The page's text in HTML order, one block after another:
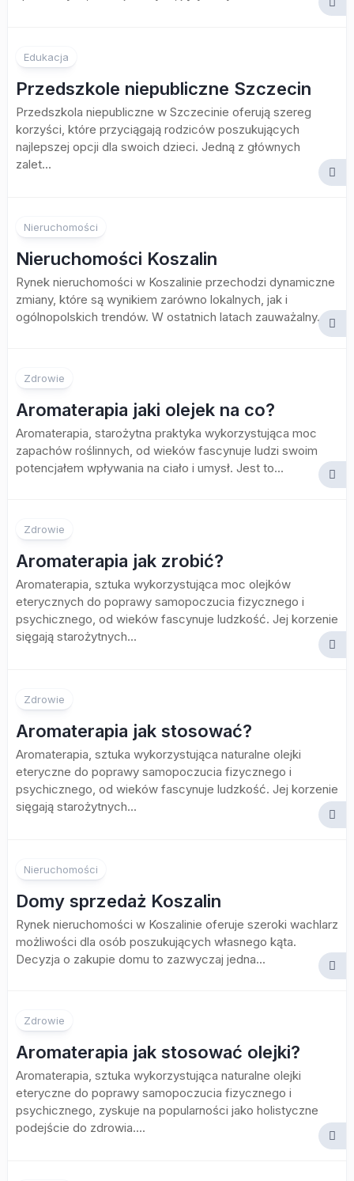
Edukacja
Przedszkole niepubliczne Szczecin
Przedszkola niepubliczne w Szczecinie oferują szereg
korzyści, które przyciągają rodziców poszukujących
najlepszej opcji dla swoich dzieci. Jedną z głównych
zalet...
Nieruchomości
Nieruchomości Koszalin
Rynek nieruchomości w Koszalinie przechodzi dynamiczne
zmiany, które są wynikiem zarówno lokalnych, jak i
ogólnopolskich trendów. W ostatnich latach zauważalny...
Zdrowie
Aromaterapia jaki olejek na co?
Aromaterapia, starożytna praktyka wykorzystująca moc
zapachów roślinnych, od wieków fascynuje ludzi swoim
potencjałem wpływania na ciało i umysł. Jest to...
Zdrowie
Aromaterapia jak zrobić?
Aromaterapia, sztuka wykorzystująca moc olejków
eterycznych do poprawy samopoczucia fizycznego i
psychicznego, od wieków fascynuje ludzkość. Jej korzenie
sięgają starożytnych...
Zdrowie
Aromaterapia jak stosować?
Aromaterapia, sztuka wykorzystująca naturalne olejki
eteryczne do poprawy samopoczucia fizycznego i
psychicznego, od wieków fascynuje ludzkość. Jej korzenie
sięgają starożytnych...
Nieruchomości
Domy sprzedaż Koszalin
Rynek nieruchomości w Koszalinie oferuje szeroki wachlarz
możliwości dla osób poszukujących własnego kąta.
Decyzja o zakupie domu to zazwyczaj jedna...
Zdrowie
Aromaterapia jak stosować olejki?
Aromaterapia, sztuka wykorzystująca naturalne olejki
eteryczne do poprawy samopoczucia fizycznego i
psychicznego, zyskuje na popularności jako holistyczne
podejście do zdrowia....